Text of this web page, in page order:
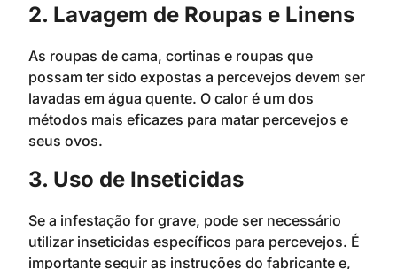
2. Lavagem de Roupas e Linens
As roupas de cama, cortinas e roupas que
possam ter sido expostas a percevejos devem ser
lavadas em água quente. O calor é um dos
métodos mais eficazes para matar percevejos e
seus ovos.
3. Uso de Inseticidas
Se a infestação for grave, pode ser necessário
utilizar inseticidas específicos para percevejos. É
importante seguir as instruções do fabricante e,